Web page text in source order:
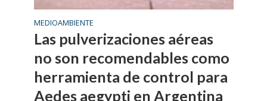
MEDIOAMBIENTE
Las pulverizaciones aéreas
no son recomendables como
herramienta de control para
Aedes aegypti en Argentina